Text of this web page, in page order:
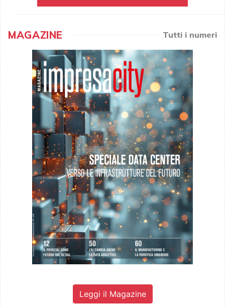
MAGAZINE Tutti i numeri
Leggi il Magazine